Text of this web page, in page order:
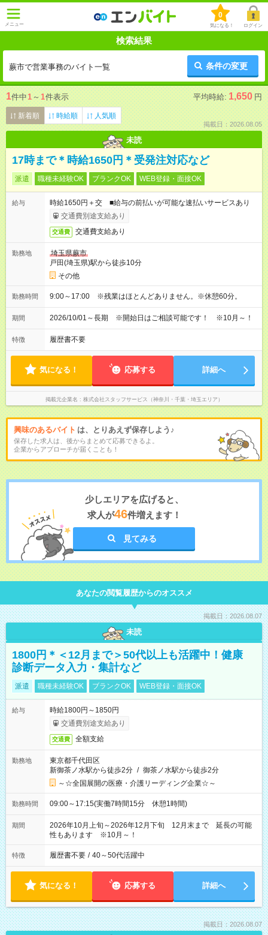
メニュー
0
気になる！ ログイン
検索結果
蕨市で営業事務のバイト一覧 条件の変更
1件中1 ～ 1件表示 平均時給: 1,650 円
新着順 時給順 人気順
掲載日：2026.08.05
未読
17時まで＊時給1650円＊受発注対応など
派遣 職種未経験OK ブランクOK WEB登録・面接OK
給与
時給1650円＋交 ■給与の前払いが可能な速払いサービスあり
交通費別途支給あり
交通費 交通費支給あり
勤務地
埼玉県蕨市
戸田(埼玉県)駅から徒歩10分
その他
勤務時間 9:00～17:00 ※残業はほとんどありません。※休憩60分。
期間 2026/10/01～長期 ※開始日はご相談可能です！ ※10月～！
特徴 履歴書不要
気になる！ 応募する 詳細へ
掲載元企業名 株式会社スタッフサービス（神奈川・千葉・埼玉エリア）
興味のあるバイト は、とりあえず保存しよう♪
保存した求人は、後からまとめて応募できるよ。
企業からアプローチが届くことも！
少しエリアを広げると、
求人が46件増えます！
見てみる
あなたの閲覧履歴からのオススメ
掲載日：2026.08.07
未読
1800円＊＜12月まで＞50代以上も活躍中！健康
診断データ入力・集計など
派遣 職種未経験OK ブランクOK WEB登録・面接OK
給与
時給1800円～1850円
交通費別途支給あり
交通費 全額支給
勤務地
東京都千代田区
新御茶ノ水駅から徒歩2分 / 御茶ノ水駅から徒歩2分
～☆全国展開の医療・介護リーディング企業☆～
勤務時間 09:00～17:15(実働7時間15分 休憩1時間)
期間
2026年10月上旬～2026年12月下旬 12月末まで 延長の可能
性もあります ※10月～！
特徴 履歴書不要 / 40～50代活躍中
気になる！ 応募する 詳細へ
掲載日：2026.08.07